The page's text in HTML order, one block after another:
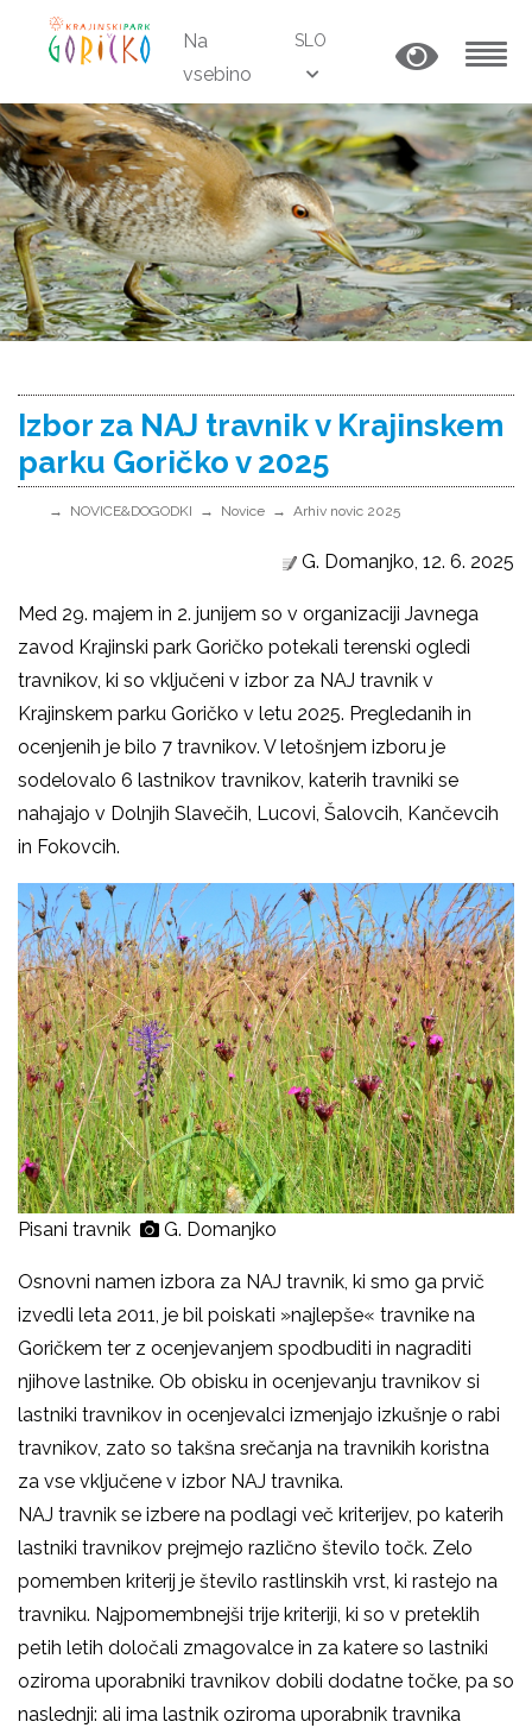
Na
vsebino
SLO
Izbor za NAJ travnik v Krajinskem
parku Goričko v 2025
NOVICE&DOGODKI Novice Arhiv novic 2025
G. Domanjko, 12. 6. 2025
Med 29. majem in 2. junijem so v organizaciji Javnega
zavod Krajinski park Goričko potekali terenski ogledi
travnikov, ki so vključeni v izbor za NAJ travnik v
Krajinskem parku Goričko v letu 2025. Pregledanih in
ocenjenih je bilo 7 travnikov. V letošnjem izboru je
sodelovalo 6 lastnikov travnikov, katerih travniki se
nahajajo v Dolnjih Slavečih, Lucovi, Šalovcih, Kančevcih
in Fokovcih.
Pisani travnik G. Domanjko
Osnovni namen izbora za NAJ travnik, ki smo ga prvič
izvedli leta 2011, je bil poiskati »najlepše« travnike na
Goričkem ter z ocenjevanjem spodbuditi in nagraditi
njihove lastnike. Ob obisku in ocenjevanju travnikov si
lastniki travnikov in ocenjevalci izmenjajo izkušnje o rabi
travnikov, zato so takšna srečanja na travnikih koristna
za vse vključene v izbor NAJ travnika.
NAJ travnik se izbere na podlagi več kriterijev, po katerih
lastniki travnikov prejmejo različno število točk. Zelo
pomemben kriterij je število rastlinskih vrst, ki rastejo na
travniku. Najpomembnejši trije kriteriji, ki so v preteklih
petih letih določali zmagovalce in za katere so lastniki
oziroma uporabniki travnikov dobili dodatne točke, pa so
naslednji: ali ima lastnik oziroma uporabnik travnika